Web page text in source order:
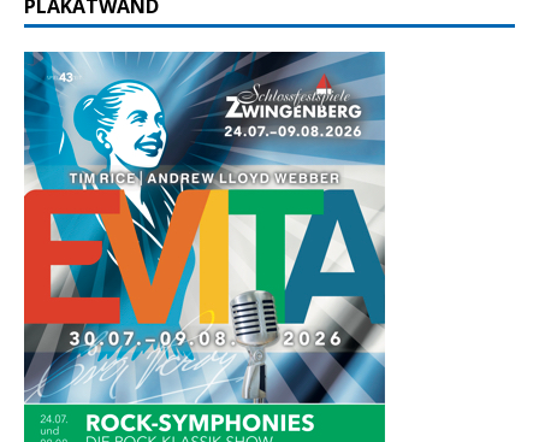
PLAKATWAND